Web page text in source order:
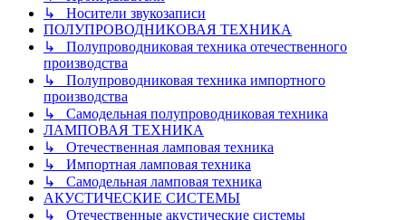
↳ Носители звукозаписи
ПОЛУПРОВОДНИКОВАЯ ТЕХНИКА
↳ Полупроводниковая техника отечественного
производства
↳ Полупроводниковая техника импортного
производства
↳ Самодельная полупроводниковая техника
ЛАМПОВАЯ ТЕХНИКА
↳ Отечественная ламповая техника
↳ Импортная ламповая техника
↳ Самодельная ламповая техника
АКУСТИЧЕСКИЕ СИСТЕМЫ
↳ Отечественные акустические системы